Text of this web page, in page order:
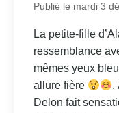
Publié le mardi 3
La petite-fille
ressemblance
mêmes yeux
allure fière
.
Delon fait